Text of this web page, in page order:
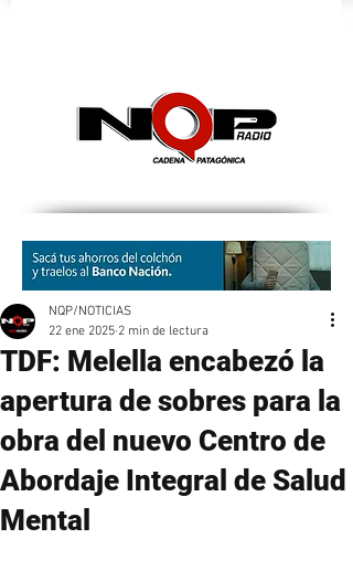
TDF: Melella encabezó la
apertura de sobres para la
obra del nuevo Centro de
Abordaje Integral de Salud
Mental
NQP/NOTICIAS
22 ene 2025 2 min de lectura